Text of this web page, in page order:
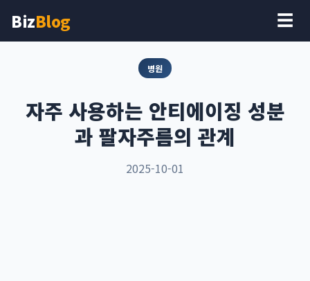
BizBlog ☰
병원
자주 사용하는 안티에이징 성분
과 팔자주름의 관계
2025-10-01